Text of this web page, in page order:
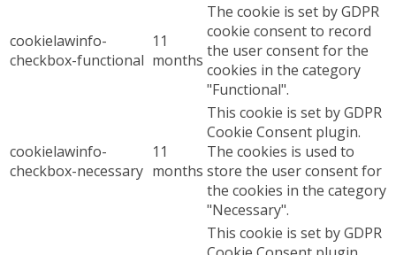
cookielawinfo-
checkbox-functional
11
months
The cookie is set by GDPR
cookie consent to record
the user consent for the
cookies in the category
"Functional".
cookielawinfo-
checkbox-necessary
11
months
This cookie is set by GDPR
Cookie Consent plugin.
The cookies is used to
store the user consent for
the cookies in the category
"Necessary".
This cookie is set by GDPR